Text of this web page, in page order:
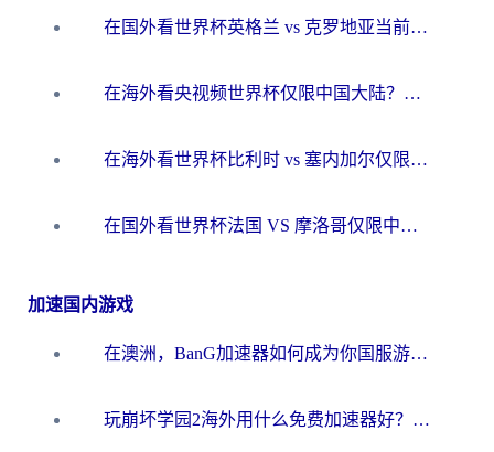
在国外看世界杯英格兰 vs 克罗地亚当前地区不可播放？这篇指南帮你搞定所有海外观赛难题
在海外看央视频世界杯仅限中国大陆？这篇指南帮你解锁中文解说+无卡顿直播
在海外看世界杯比利时 vs 塞内加尔仅限中国大陆？我找到了最流畅的中文解说之路
在国外看世界杯法国 VS 摩洛哥仅限中国大陆？海外党这样看中文解说赛事不卡顿
加速国内游戏
在澳洲，BanG加速器如何成为你国服游戏的“时光机”？
玩崩坏学园2海外用什么免费加速器好？2026海外党亲测国服游戏加速指南